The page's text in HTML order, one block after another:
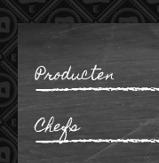
Producten
Ribben
Gehakt
Wangen
Chefs
Maarten Bouckaert